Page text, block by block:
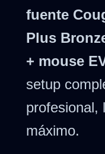
fuente
Plus
+ mouse
setup
profesional,
máximo.